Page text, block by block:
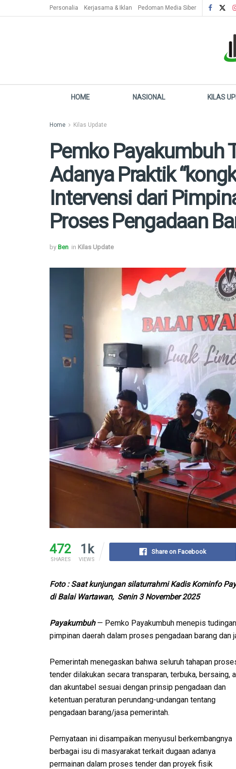
Personalia Kerjasama & Iklan Pedoman Media Siber
HOME NASIONAL KILAS
Home Kilas Update
Pemko Payakumbuh
Adanya Praktik
Intervensi dari
Proses Pengadaan
by Ben in Kilas Update
472
SHARES
1k
VIEWS
Share on Facebook
Foto : Saat kunjungan silaturrahmi Kadis Kominfo
di Balai Wartawan, Senin 3 November 2025
Payakumbuh— Pemko Payakumbuh menepis
pimpinan daerah dalam proses pengadaan barang
Pemerintah menegaskan bahwa seluruh tahapan
tender dilakukan secara transparan, terbuka, bersaing,
dan akuntabel sesuai dengan prinsip pengadaan dan
ketentuan peraturan perundang-undangan tentang
pengadaan barang/jasa pemerintah.
Pernyataan ini disampaikan menyusul berkembangnya
berbagai isu di masyarakat terkait dugaan adanya
permainan dalam proses tender dan proyek fisik